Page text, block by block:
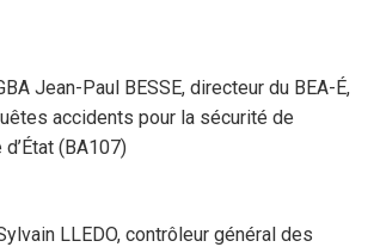
Jean-Paul BESSE, directeur du BEA-É,
accidents pour la sécurité de
d’État (BA107)
LLEDO, contrôleur général des